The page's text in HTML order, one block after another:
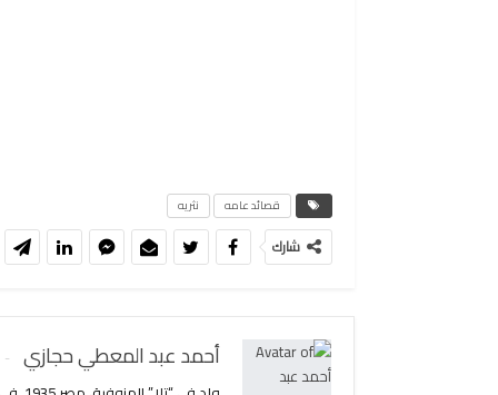
قصائد عامه نثريه
شارك
أحمد عبد المعطي حجازي